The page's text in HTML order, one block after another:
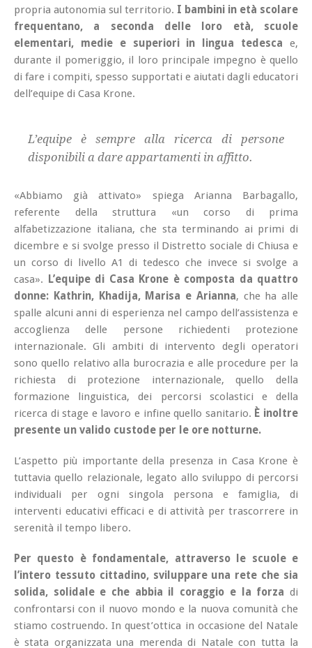
propria autonomia sul territorio. I bambini in età scolare
frequentano, a seconda delle loro età, scuole
elementari, medie e superiori in lingua tedesca e,
durante il pomeriggio, il loro principale impegno è quello
di fare i compiti, spesso supportati e aiutati dagli educatori
dell’equipe di Casa Krone.
L’equipe è sempre alla ricerca di persone
disponibili a dare appartamenti in affitto.
«Abbiamo già attivato» spiega Arianna Barbagallo,
referente della struttura «un corso di prima
alfabetizzazione italiana, che sta terminando ai primi di
dicembre e si svolge presso il Distretto sociale di Chiusa e
un corso di livello A1 di tedesco che invece si svolge a
casa».
L’equipe di Casa Krone è composta da quattro
donne: Kathrin, Khadija, Marisa e Arianna, che ha alle
spalle alcuni anni di esperienza nel campo dell’assistenza e
accoglienza delle persone richiedenti protezione
internazionale. Gli ambiti di intervento degli operatori
sono quello relativo alla burocrazia e alle procedure per la
richiesta di protezione internazionale, quello della
formazione linguistica, dei percorsi scolastici e della
ricerca di stage e lavoro e infine quello sanitario. È inoltre
presente un valido custode per le ore notturne.
L’aspetto più importante della presenza in Casa Krone è
tuttavia quello relazionale, legato allo sviluppo di percorsi
individuali per ogni singola persona e famiglia, di
interventi educativi efficaci e di attività per trascorrere in
serenità il tempo libero.
Per questo è fondamentale, attraverso le scuole e
l’intero tessuto cittadino, sviluppare una rete che sia
solida, solidale e che abbia il coraggio e la forza di
confrontarsi con il nuovo mondo e la nuova comunità che
stiamo costruendo. In quest’ottica in occasione del Natale
è stata organizzata una merenda di Natale con tutta la